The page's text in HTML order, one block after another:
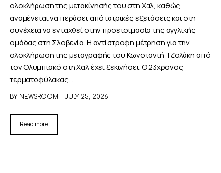
ολοκλήρωση της μετακίνησής του στη Χαλ, καθώς
αναμένεται να περάσει από ιατρικές εξετάσεις και στη
συνέχεια να ενταχθεί στην προετοιμασία της αγγλικής
ομάδας στη Σλοβενία. Η αντίστροφη μέτρηση για την
ολοκλήρωση της μεταγραφής του Κωνσταντή Τζολάκη από
τον Ολυμπιακό στη Χαλ έχει ξεκινήσει. Ο 23χρονος
τερματοφύλακας…
BY NEWSROOM JULY 25, 2026
Read more